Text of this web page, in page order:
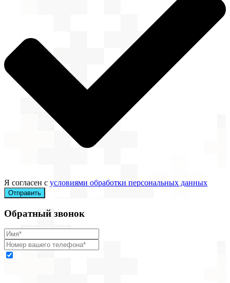
Я согласен с условиями обработки персональных данных
Отправить
Обратный звонок